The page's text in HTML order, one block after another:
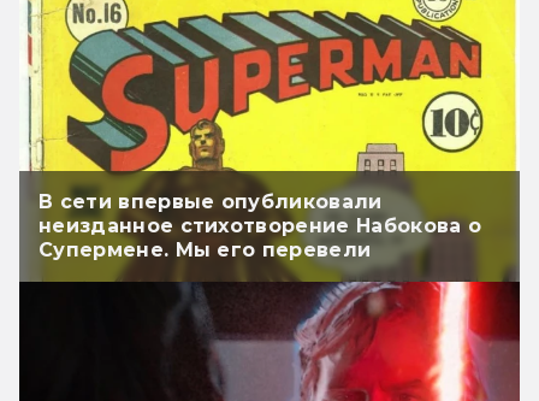
В сети впервые опубликовали
неизданное стихотворение Набокова о
Супермене. Мы его перевели